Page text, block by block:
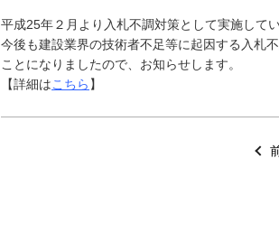
平成25年２月より入札不調対策として実施して
今後も建設業界の技術者不足等に起因する入札
ことになりましたので、お知らせします。
【詳細はこちら 】